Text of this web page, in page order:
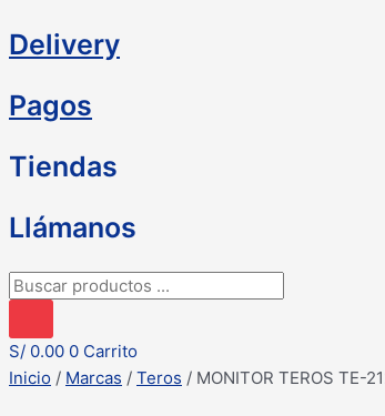
Delivery
Pagos
Tiendas
Llámanos
Búsqueda
productos
S/ 0.00 0 Carrito
Inicio / Marcas / Teros / MONITOR TEROS TE-